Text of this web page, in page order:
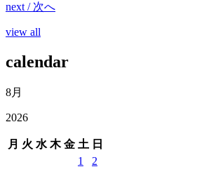
next / 次へ
view all
calendar
8月
2026
月 火 水 木 金 土 日
1
2